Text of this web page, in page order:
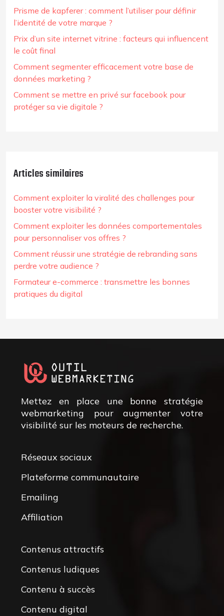
Prisme de kapferer : comment l’utiliser pour définir
l’identité de votre marque ?
Prix d’un site internet vitrine : facteurs qui influencent
le coût final
Comment segmenter efficacement votre base de
données marketing ?
Comment se mettre en privé sur facebook pour
protéger sa vie digitale ?
Articles similaires
Comment exploiter la viralité des challenges pour
booster votre visibilité ?
Comment exploiter les données comportementales
pour personnaliser vos offres ?
Comment réussir une stratégie de rebranding sans
perdre votre audience ?
Formateur e-commerce : transmettre les bonnes
pratiques du digital
Mettez en place une bonne stratégie
webmarketing pour augmenter votre
visibilité sur les moteurs de recherche.
Réseaux sociaux
Plateforme communautaire
Emailing
Affiliation
Contenus attractifs
Contenus ludiques
Contenu à succès
Contenu digital